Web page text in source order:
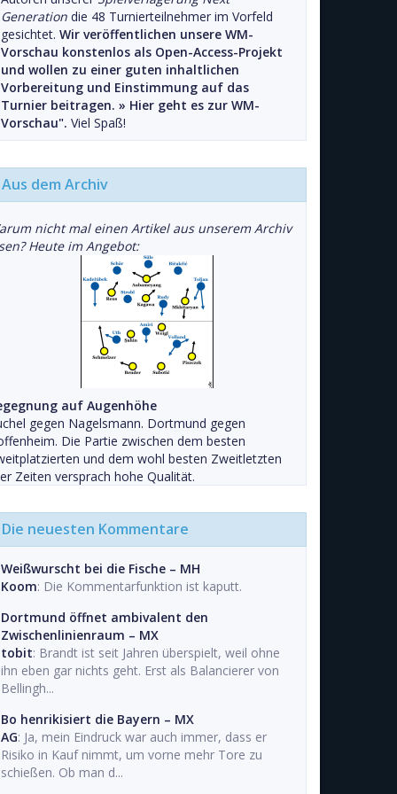
Generation die 48 Turnierteilnehmer im Vorfeld
gesichtet. Wir veröffentlichen unsere WM-
Vorschau konstenlos als Open-Access-Projekt
und wollen zu einer guten inhaltlichen
Vorbereitung und Einstimmung auf das
Turnier beitragen. » Hier geht es zur WM-
Vorschau". Viel Spaß!
Aus dem Archiv
nicht mal einen Artikel aus unserem Archiv
Heute im Angebot:
auf Augenhöhe
gegen Nagelsmann. Dortmund gegen
Die Partie zwischen dem besten
und dem wohl besten Zweitletzten
Zeiten versprach hohe Qualität.
Die neuesten Kommentare
Weißwurscht bei die Fische – MH
Koom: Die Kommentarfunktion ist kaputt.
Dortmund öffnet ambivalent den
Zwischenlinienraum – MX
tobit: Brandt ist seit Jahren überspielt, weil ohne
ihn eben gar nichts geht. Erst als Balancierer von
Bellingh...
Bo henrikisiert die Bayern – MX
AG: Ja, mein Eindruck war auch immer, dass er
Risiko in Kauf nimmt, um vorne mehr Tore zu
schießen. Ob man d...